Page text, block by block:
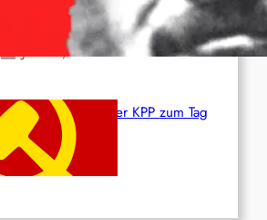
Juni 19, 2026
Beschluss des ZK der KPP zum Tag
des Heldentums
Juni 19, 2026